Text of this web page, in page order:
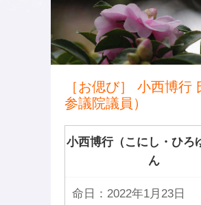
［お偲び］ 小西博行
参議院議員）
小西博行（こにし・ひろ
ん
命日： 2022年1月23日